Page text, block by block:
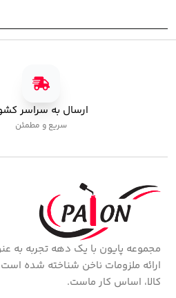
ارسال به سراسر
سریع و مطمئن
مجموعه پایون با یک دهه تجربه به
ارائه ملزومات ناخن شناخته شده
کالا، اساس کار ماست.